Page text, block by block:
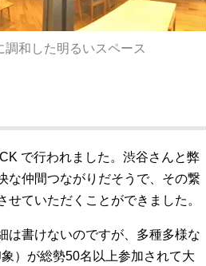
和した明るいスペース
で行われました。渋谷さんと弊
な仲間つながりだそうで、その繋
ていただくことができました。
は書けないのですが、多種多様な
）が総勢50名以上参加されて大